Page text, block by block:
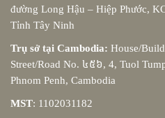
đường Long Hậu – Hiệp Phước,
Tỉnh Tây Ninh
Trụ sở tại Cambodia: House/
Street/Road No. ៤៥៦, 4, Tuol
Phnom Penh, Cambodia
MST: 1102031182